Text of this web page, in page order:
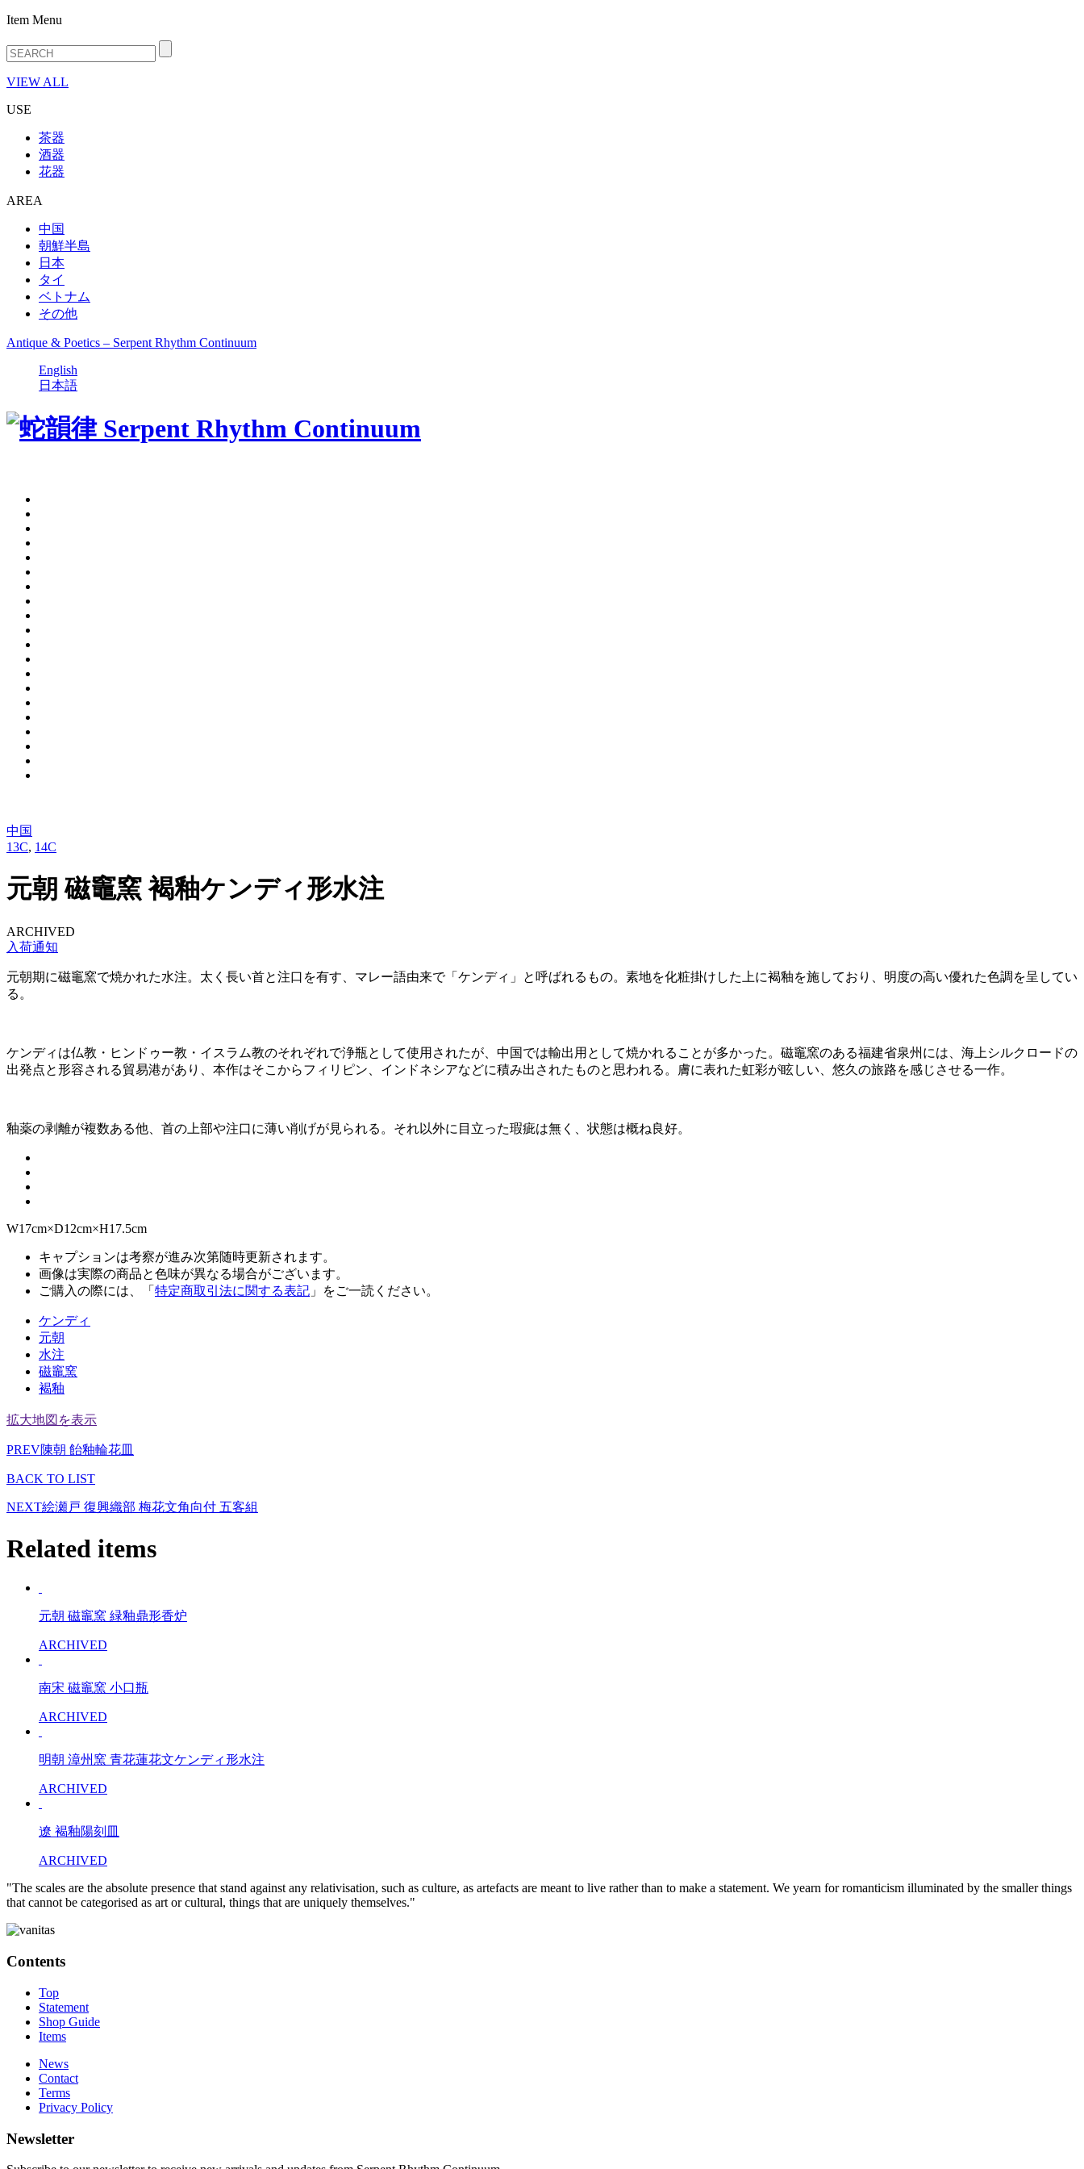
Item Menu
VIEW ALL
USE
茶器
酒器
花器
AREA
中国
朝鮮半島
日本
タイ
ベトナム
その他
Antique & Poetics – Serpent Rhythm Continuum
English
日本語
中国
13C, 14C
元朝 磁竈窯 褐釉ケンディ形水注
ARCHIVED
入荷通知
元朝期に磁竈窯で焼かれた水注。太く長い首と注口を有す、マレー語由来で「ケンディ」と呼ばれるもの。素地を化粧掛けした上に褐釉を施しており、明度の高い優れた色調を呈してい
る。
ケンディは仏教・ヒンドゥー教・イスラム教のそれぞれで浄瓶として使用されたが、中国では輸出用として焼かれることが多かった。磁竈窯のある福建省泉州には、海上シルクロードの
出発点と形容される貿易港があり、本作はそこからフィリピン、インドネシアなどに積み出されたものと思われる。膚に表れた虹彩が眩しい、悠久の旅路を感じさせる一作。
釉薬の剥離が複数ある他、首の上部や注口に薄い削げが見られる。それ以外に目立った瑕疵は無く、状態は概ね良好。
W17cm×D12cm×H17.5cm
キャプションは考察が進み次第随時更新されます。
画像は実際の商品と色味が異なる場合がございます。
ご購入の際には、「 特定商取引法に関する表記 」をご一読ください。
ケンディ
元朝
水注
磁竈窯
褐釉
拡大地図を表示
PREV陳朝 飴釉輪花皿
BACK TO LIST
NEXT絵瀬戸 復興織部 梅花文角向付 五客組
Related items
元朝 磁竈窯 緑釉鼎形香炉
ARCHIVED
南宋 磁竈窯 小口瓶
ARCHIVED
明朝 漳州窯 青花蓮花文ケンディ形水注
ARCHIVED
遼 褐釉陽刻皿
ARCHIVED
"The scales are the absolute presence that stand against any relativisation, such as culture, as artefacts are meant to live rather than to make a statement. We yearn for romanticism illuminated by the smaller things
that cannot be categorised as art or cultural, things that are uniquely themselves."
Contents
Top
Statement
Shop Guide
Items
News
Contact
Terms
Privacy Policy
Newsletter